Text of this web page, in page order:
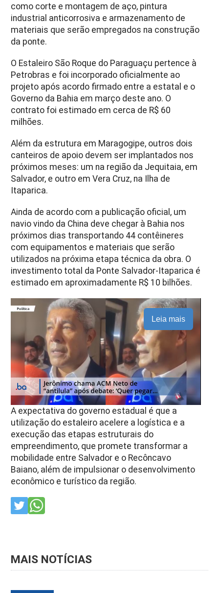
como corte e montagem de aço, pintura
industrial anticorrosiva e armazenamento de
materiais que serão empregados na construção
da ponte.
O Estaleiro São Roque do Paraguaçu pertence à
Petrobras e foi incorporado oficialmente ao
projeto após acordo firmado entre a estatal e o
Governo da Bahia em março deste ano. O
contrato foi estimado em cerca de R$ 60
milhões.
Além da estrutura em Maragogipe, outros dois
canteiros de apoio devem ser implantados nos
próximos meses: um na região da Jequitaia, em
Salvador, e outro em Vera Cruz, na Ilha de
Itaparica.
Ainda de acordo com a publicação oficial, um
navio vindo da China deve chegar à Bahia nos
próximos dias transportando 44 contêineres
com equipamentos e materiais que serão
utilizados na próxima etapa técnica da obra. O
investimento total da Ponte Salvador-Itaparica é
estimado em aproximadamente R$ 10 bilhões.
Leia mais
A expectativa do governo estadual é que a
utilização do estaleiro acelere a logística e a
execução das etapas estruturais do
empreendimento, que promete transformar a
mobilidade entre Salvador e o Recôncavo
Baiano, além de impulsionar o desenvolvimento
econômico e turístico da região.
MAIS NOTÍCIAS